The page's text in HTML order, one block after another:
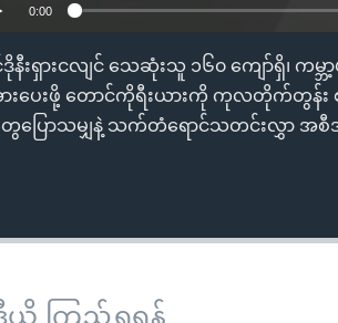
0:00
နီးရှားငလျင် သေဆုံးသူ ၁၆၀ ကျော်ရှိ၊ က
းပေးဖို့ တောင်ကိုရီးယားကို ကုလတိုက်တွန်း
ေပြောသမျှနဲ့ သက်တံရောင်သတင်းလွှာ အစီ
ယို ကြည့်ရှုရန်